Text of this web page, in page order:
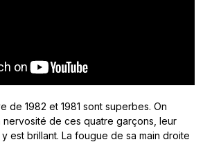
de 1982 et 1981 sont superbes. On
de ces quatre garçons, leur
est brillant. La fougue de sa main droite